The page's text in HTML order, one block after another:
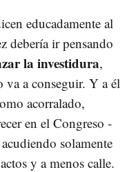
educadamente al
debería ir pensando
la investidura,
va a conseguir. Y a él
acorralado,
en el Congreso -
solamente
y a menos calle.